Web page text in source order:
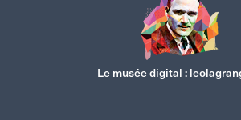
Le musée digital :